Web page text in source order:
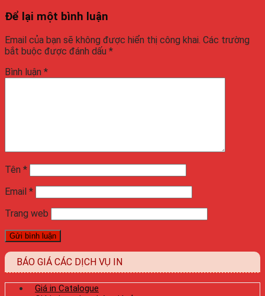
Để lại một bình luận
Email của bạn sẽ không được hiển thị công khai. Các trường
bắt buộc được đánh dấu *
Bình luận *
Tên *
Email *
Trang web
BÁO GIÁ CÁC DỊCH VỤ IN
Giá in Catalogue